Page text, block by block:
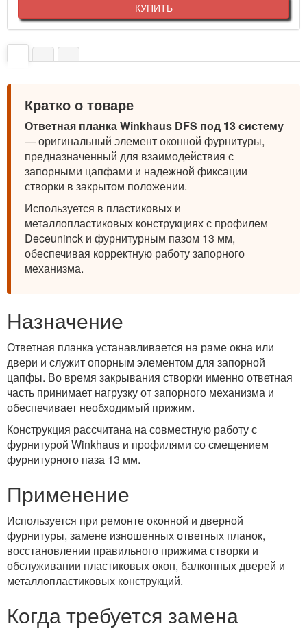
КУПИТЬ
Кратко о товаре
Ответная планка Winkhaus DFS под 13 систему
— оригинальный элемент оконной фурнитуры,
предназначенный для взаимодействия с
запорными цапфами и надежной фиксации
створки в закрытом положении.
Используется в пластиковых и
металлопластиковых конструкциях с профилем
Deceuninck и фурнитурным пазом 13 мм,
обеспечивая корректную работу запорного
механизма.
Назначение
Ответная планка устанавливается на раме окна или
двери и служит опорным элементом для запорной
цапфы. Во время закрывания створки именно ответная
часть принимает нагрузку от запорного механизма и
обеспечивает необходимый прижим.
Конструкция рассчитана на совместную работу с
фурнитурой Winkhaus и профилями со смещением
фурнитурного паза 13 мм.
Применение
Используется при ремонте оконной и дверной
фурнитуры, замене изношенных ответных планок,
восстановлении правильного прижима створки и
обслуживании пластиковых окон, балконных дверей и
металлопластиковых конструкций.
Когда требуется замена